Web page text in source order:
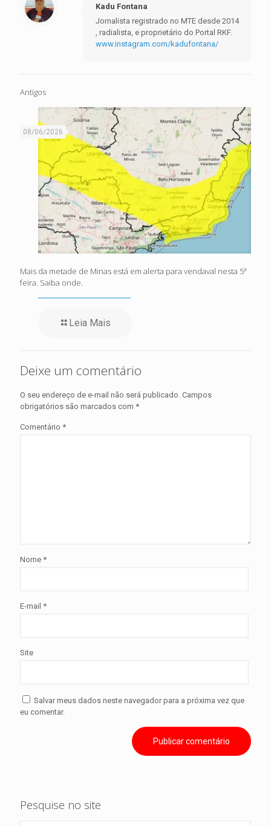
Kadu Fontana
Jornalista registrado no MTE desde 2014
, radialista, e proprietário do Portal RKF.
www.instagram.com/kadufontana/
Antigos
08/06/2026
Mais da metade de Minas está em alerta para vendaval nesta 5ª
feira. Saiba onde.
Leia Mais
Deixe um comentário
O seu endereço de e-mail não será publicado. Campos
obrigatórios são marcados com *
Comentário *
Nome *
E-mail *
Site
Salvar meus dados neste navegador para a próxima vez que
eu comentar.
Pesquise no site